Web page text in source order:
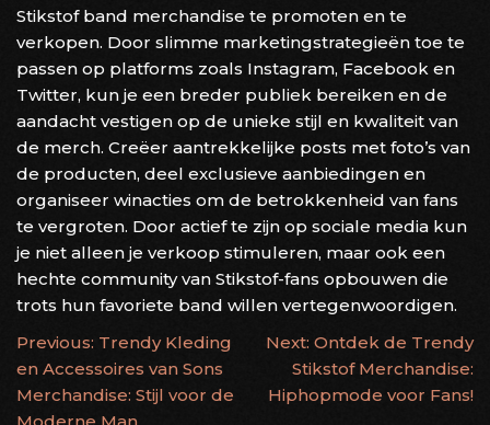
Stikstof band merchandise te promoten en te
verkopen. Door slimme marketingstrategieën toe te
passen op platforms zoals Instagram, Facebook en
Twitter, kun je een breder publiek bereiken en de
aandacht vestigen op de unieke stijl en kwaliteit van
de merch. Creëer aantrekkelijke posts met foto’s van
de producten, deel exclusieve aanbiedingen en
organiseer winacties om de betrokkenheid van fans
te vergroten. Door actief te zijn op sociale media kun
je niet alleen je verkoop stimuleren, maar ook een
hechte community van Stikstof-fans opbouwen die
trots hun favoriete band willen vertegenwoordigen.
BERICHTNAVIGATIE
Previous: Trendy Kleding
en Accessoires van Sons
Merchandise: Stijl voor de
Moderne Man
Next: Ontdek de Trendy
Stikstof Merchandise:
Hiphopmode voor Fans!